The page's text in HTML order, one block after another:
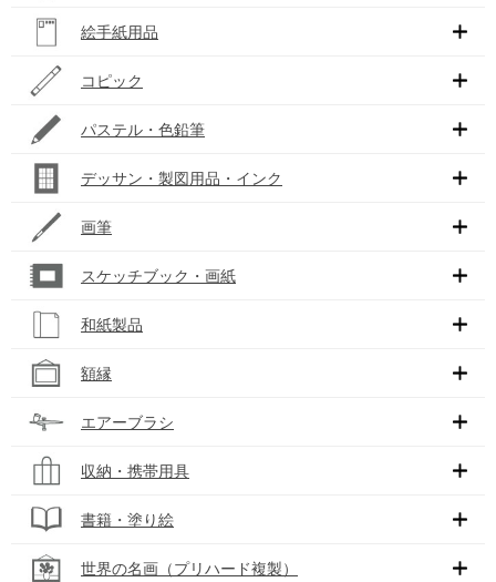
絵手紙用品
コピック
パステル・色鉛筆
デッサン・製図用品・インク
画筆
スケッチブック・画紙
和紙製品
額縁
エアーブラシ
収納・携帯用具
書籍・塗り絵
世界の名画（プリハード複製）